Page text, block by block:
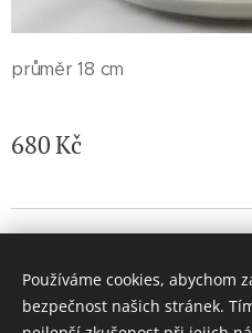
průměr 18 cm
680Kč
Vytvořeno službou
Používáme cookies, abychom
bezpečnost našich stránek.